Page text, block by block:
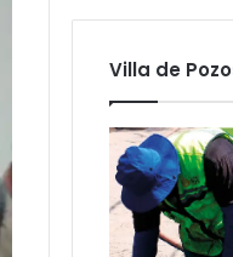
Villa de